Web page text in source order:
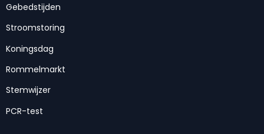
Gebedstijden
Stroomstoring
Koningsdag
Rommelmarkt
Stemwijzer
PCR-test